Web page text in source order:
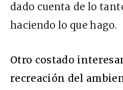
dado cuenta de lo
haciendo lo que hago.
Otro costado
recreación del